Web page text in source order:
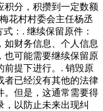
积分，积攒到一定数额
花村村委会主任杨丞
：. 继续保留原件：
如财务信息、个人信息
也可能需要继续保留原
前提下进行。. 销毁原
者已经没有其他的法律
。但是，这通常需要得
，以防止未来出现纠